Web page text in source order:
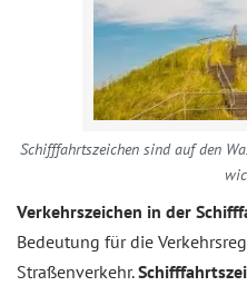
Schifffahrtszeichen sind auf den
Verkehrszeichen in der
Bedeutung für die
Straßenverkehr.